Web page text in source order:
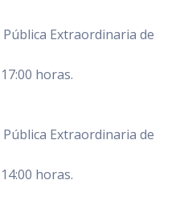
Extraordinaria de
horas.
Extraordinaria de
horas.